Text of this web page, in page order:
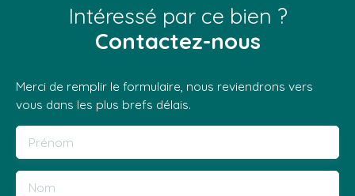
Intéressé par ce bien ?
Contactez-nous
Merci de remplir le formulaire, nous reviendrons vers
vous dans les plus brefs délais.
Prénom
Nom